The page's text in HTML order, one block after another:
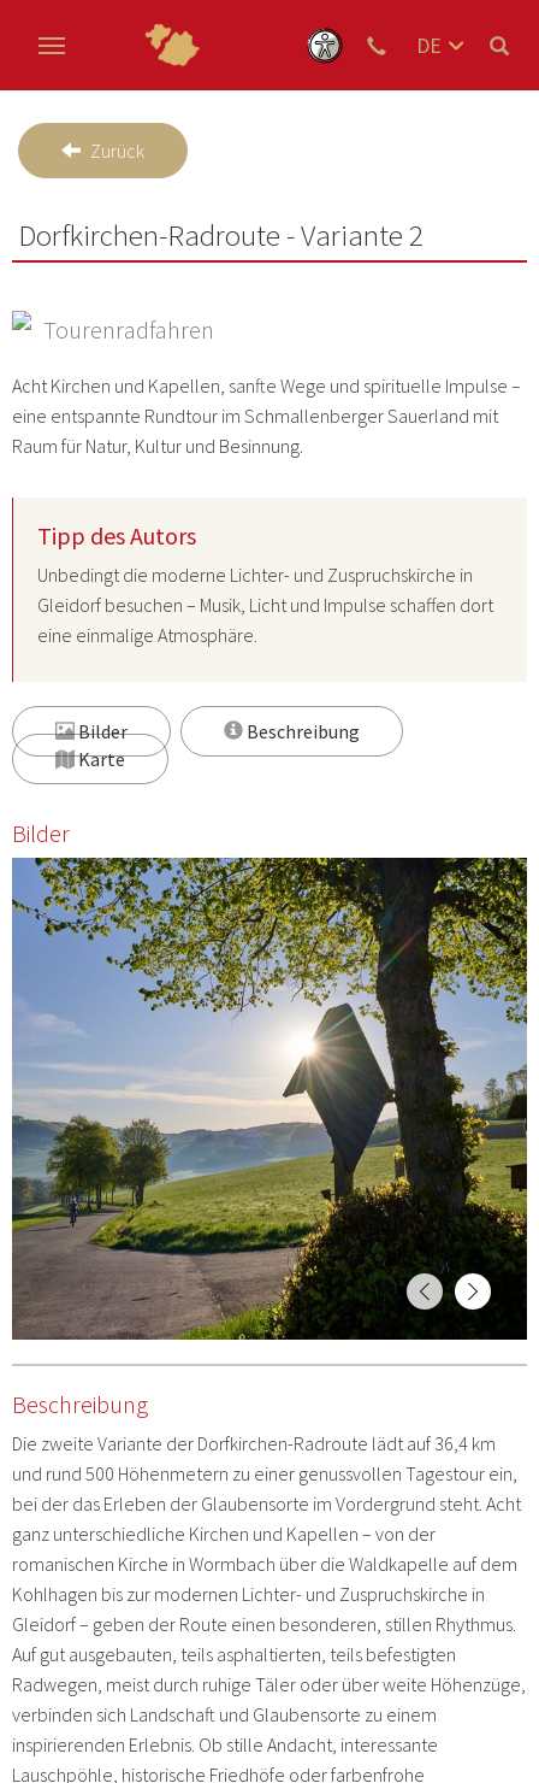
DE
Zurück
Dorfkirchen-Radroute - Variante 2
Tourenradfahren
Acht Kirchen und Kapellen, sanfte Wege und spirituelle Impulse –
eine entspannte Rundtour im Schmallenberger Sauerland mit
Raum für Natur, Kultur und Besinnung.
Tipp des Autors
Unbedingt die moderne Lichter- und Zuspruchskirche in
Gleidorf besuchen – Musik, Licht und Impulse schaffen dort
eine einmalige Atmosphäre.
Bilder
Beschreibung
Karte
Bilder
Beschreibung
Die zweite Variante der Dorfkirchen-Radroute lädt auf 36,4 km
und rund 500 Höhenmetern zu einer genussvollen Tagestour ein,
bei der das Erleben der Glaubensorte im Vordergrund steht. Acht
ganz unterschiedliche Kirchen und Kapellen – von der
romanischen Kirche in Wormbach über die Waldkapelle auf dem
Kohlhagen bis zur modernen Lichter- und Zuspruchskirche in
Gleidorf – geben der Route einen besonderen, stillen Rhythmus.
Auf gut ausgebauten, teils asphaltierten, teils befestigten
Radwegen, meist durch ruhige Täler oder über weite Höhenzüge,
verbinden sich Landschaft und Glaubensorte zu einem
inspirierenden Erlebnis. Ob stille Andacht, interessante
Lauschpöhle, historische Friedhöfe oder farbenfrohe